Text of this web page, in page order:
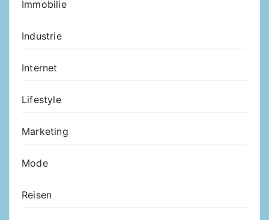
Immobilie
Industrie
Internet
Lifestyle
Marketing
Mode
Reisen